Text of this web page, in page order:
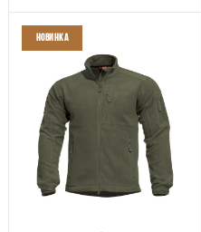
Новинка